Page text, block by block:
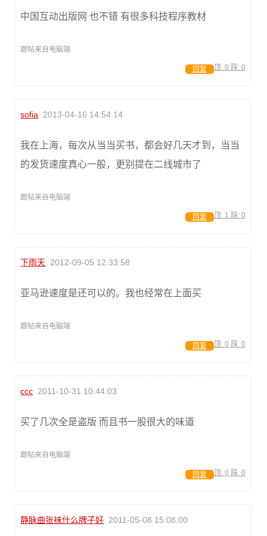
中国互动出版网 也不错 有很多科技程序教材
跟帖来自电脑端
顶: 0 踩: 0
回复
sofia 2013-04-16 14:54:14
我在上海，每次从当当买书，都会好几天才到，当当
的发货速度真心一般，更别提在二线城市了
跟帖来自电脑端
顶: 1 踩: 0
回复
下雨天 2012-09-05 12:33:58
亚马逊速度是还可以的。我也经常在上面买
跟帖来自电脑端
顶: 0 踩: 0
回复
ccc 2011-10-31 10:44:03
买了几次全是盗版 而且书一股很大的味道
跟帖来自电脑端
顶: 0 踩: 0
回复
静脉曲张袜什么牌子好 2011-05-08 15:08:00